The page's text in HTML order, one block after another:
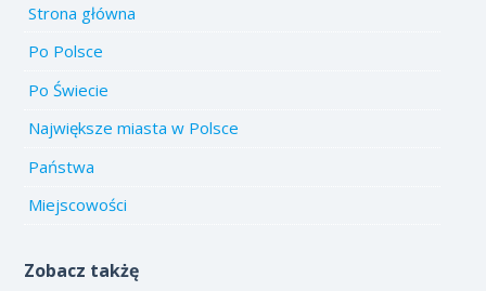
Strona główna
Po Polsce
Po Świecie
Największe miasta w Polsce
Państwa
Miejscowości
Zobacz takżę